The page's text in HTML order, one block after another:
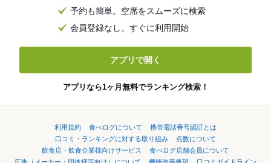
予約も簡単。空席をスムーズに検索
会員登録なし。すぐに利用開始
アプリで開く
アプリなら1ヶ月無料でランキング検索！
利用規約 食べログについて
携帯電話番号認証とは
口コミ・ランキングに対する取り組み
点数について
飲食店・飲食企業様向けサービス
食べログ店舗会員について